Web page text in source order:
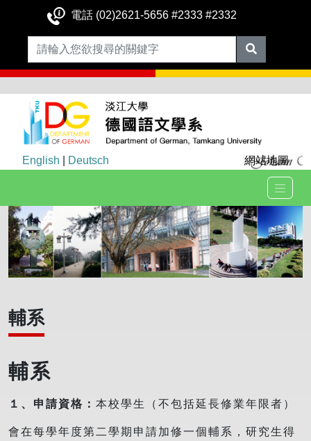
電話 (02)2621-5656 #2333 #2332
English Deutsch 網站地圖
輔系
輔系
１、申請資格： 本校學生（不包括延長修業年限者）
會在每學年度第二學期申請加修一個輔系，研究生得